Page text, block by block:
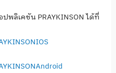
พลิเคชัน PRAYKINSON ได้ที่